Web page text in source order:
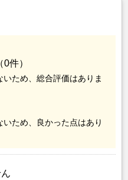
ておけないと考えて売却
件）
ため、総合評価はありま
ため、良かった点はあり